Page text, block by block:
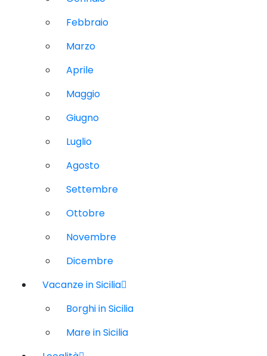
Febbraio
Marzo
Aprile
Maggio
Giugno
Luglio
Agosto
Settembre
Ottobre
Novembre
Dicembre
Vacanze in Sicilia
Borghi in Sicilia
Mare in Sicilia